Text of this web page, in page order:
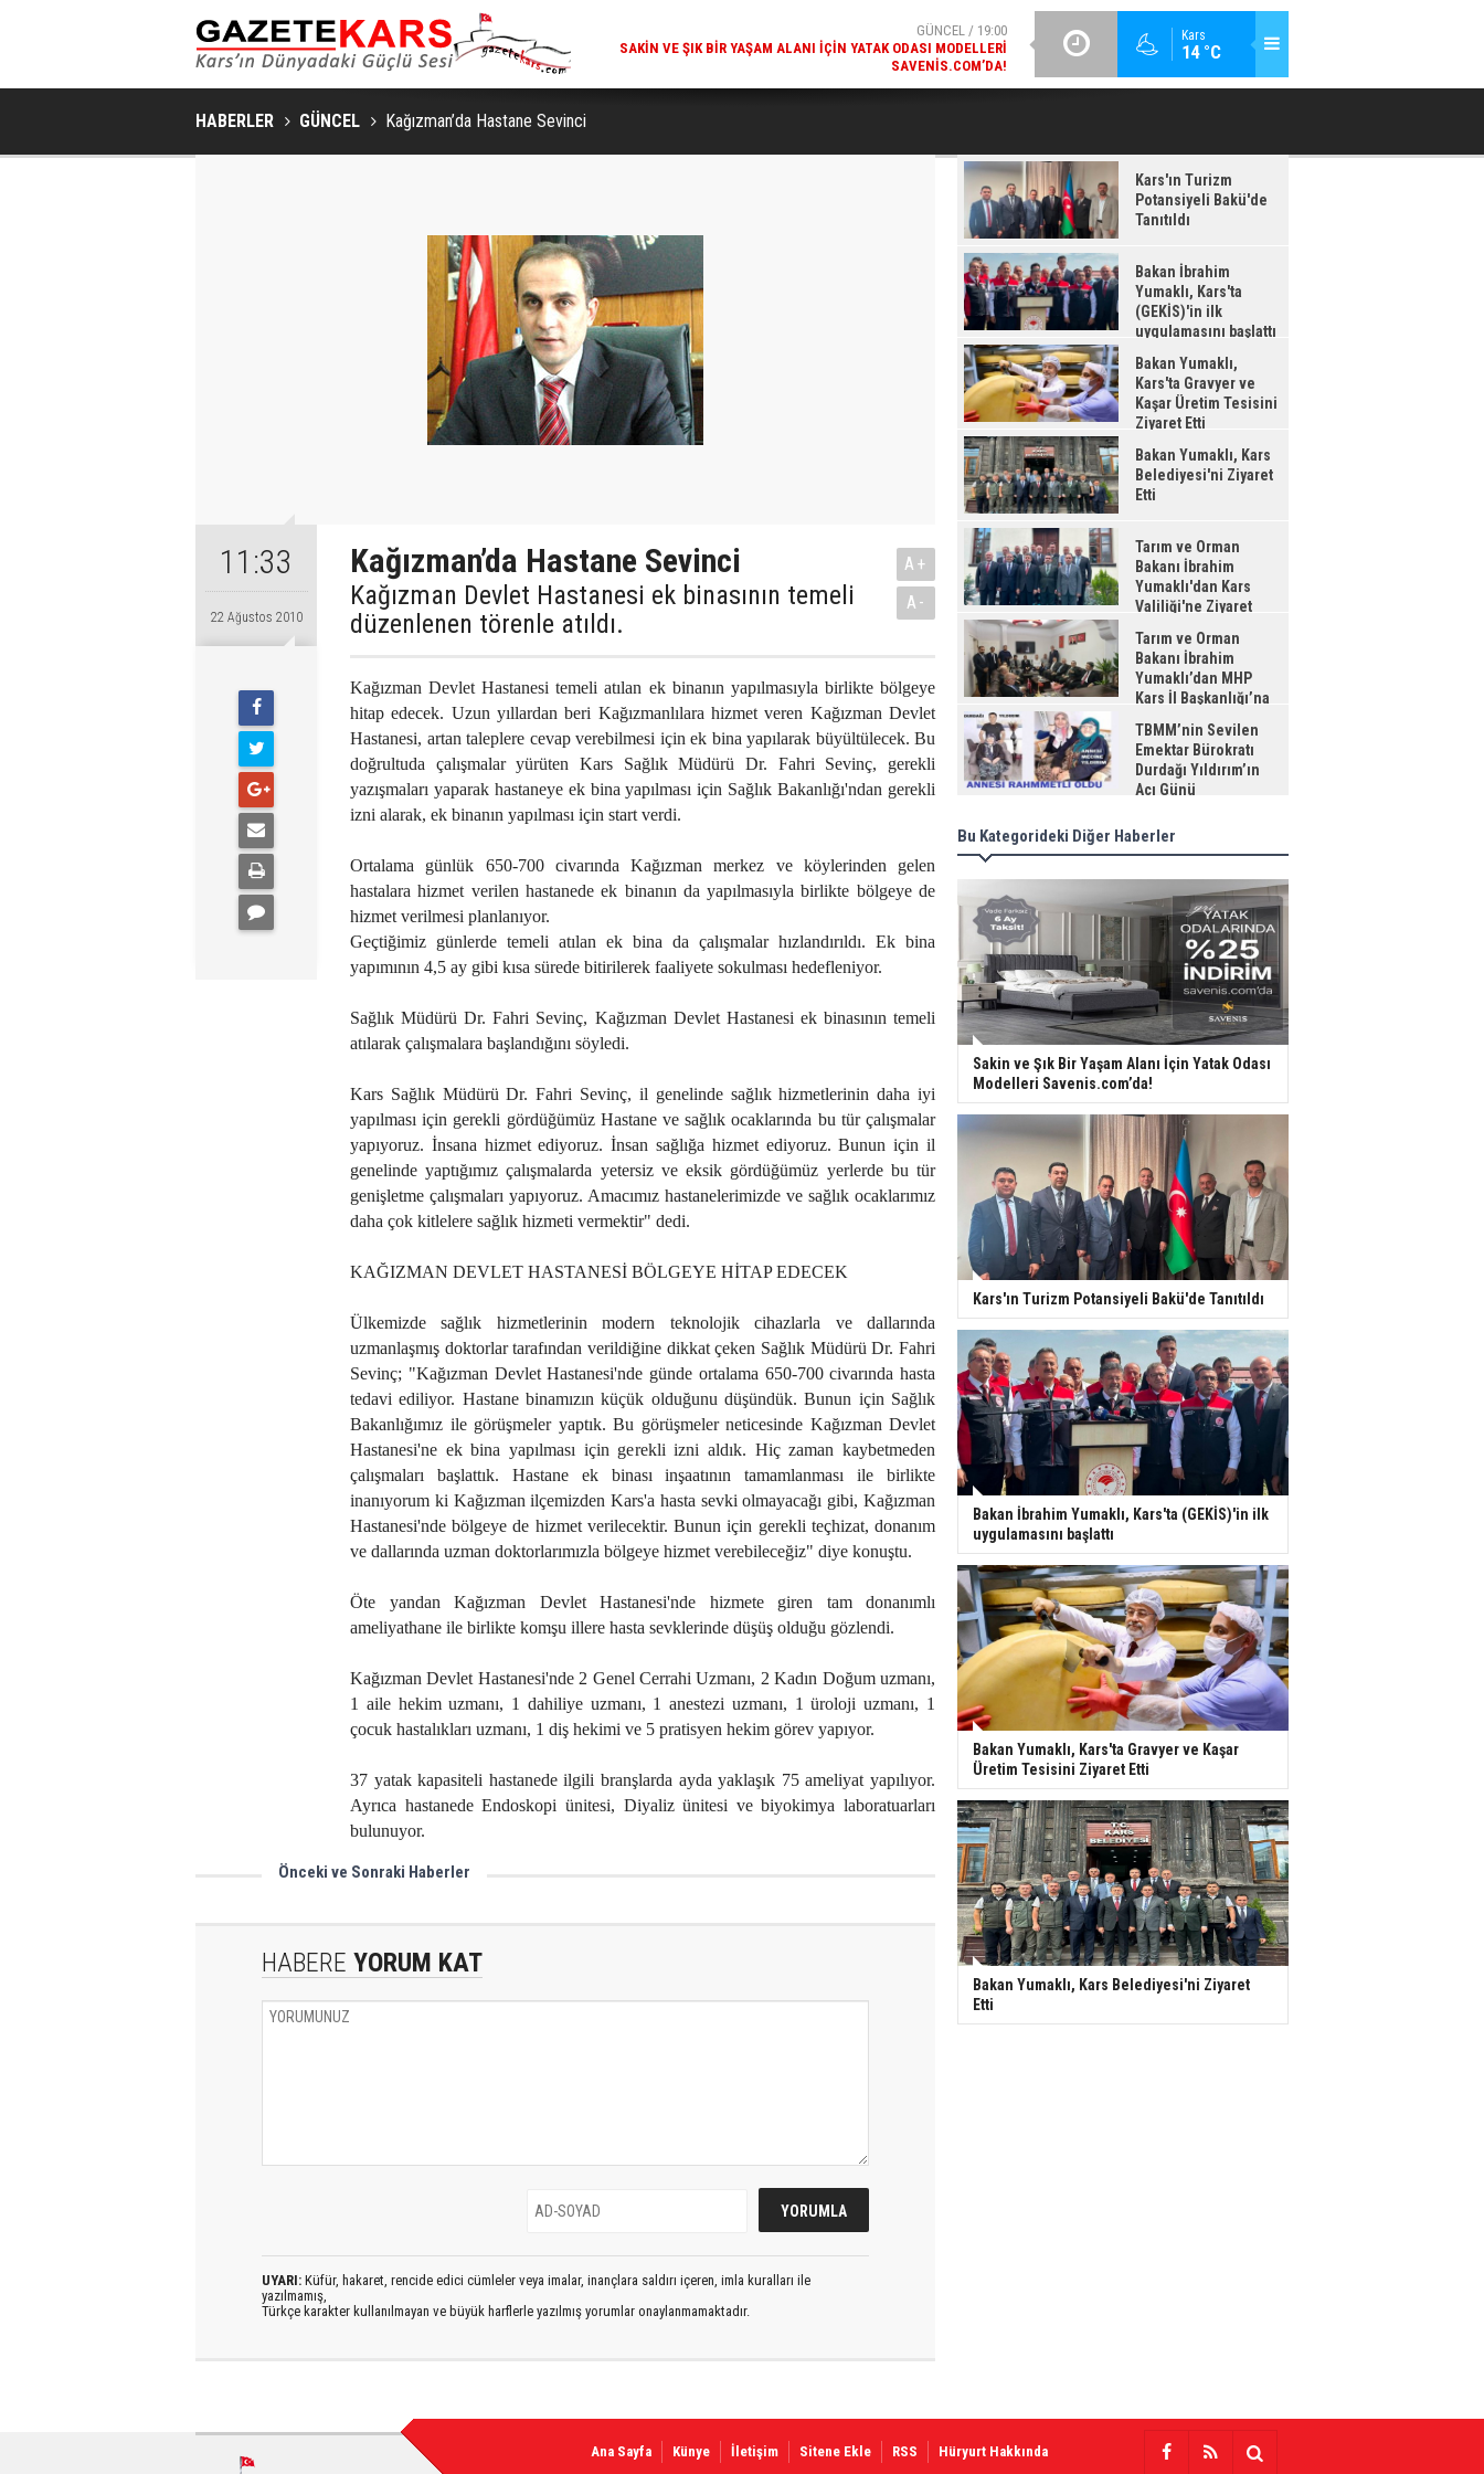
Kars
14 °C
GÜNCEL / 18:38
KARS'IN TURIZM POTANSIYELI BAKÜ'DE TANITILDI
BAKAN İBRAHIM YUMAKLI, KARS'TA (GEKİS)'IN ILK
HABERLER GÜNCEL Kağızman’da Hastane Sevinci
11:33
22 Ağustos 2010
Kağızman’da Hastane Sevinci
Kağızman Devlet Hastanesi ek binasının temeli
düzenlenen törenle atıldı.
A+
A-
Kağızman Devlet Hastanesi temeli atılan ek binanın yapılmasıyla birlikte bölgeye
hitap edecek. Uzun yıllardan beri Kağızmanlılara hizmet veren Kağızman Devlet
Hastanesi, artan taleplere cevap verebilmesi için ek bina yapılarak büyültülecek. Bu
doğrultuda çalışmalar yürüten Kars Sağlık Müdürü Dr. Fahri Sevinç, gerekli
yazışmaları yaparak hastaneye ek bina yapılması için Sağlık Bakanlığı'ndan gerekli
izni alarak, ek binanın yapılması için start verdi.
Ortalama günlük 650-700 civarında Kağızman merkez ve köylerinden gelen
hastalara hizmet verilen hastanede ek binanın da yapılmasıyla birlikte bölgeye de
hizmet verilmesi planlanıyor.
Geçtiğimiz günlerde temeli atılan ek bina da çalışmalar hızlandırıldı. Ek bina
yapımının 4,5 ay gibi kısa sürede bitirilerek faaliyete sokulması hedefleniyor.
Sağlık Müdürü Dr. Fahri Sevinç, Kağızman Devlet Hastanesi ek binasının temeli
atılarak çalışmalara başlandığını söyledi.
Kars Sağlık Müdürü Dr. Fahri Sevinç, il genelinde sağlık hizmetlerinin daha iyi
yapılması için gerekli gördüğümüz Hastane ve sağlık ocaklarında bu tür çalışmalar
yapıyoruz. İnsana hizmet ediyoruz. İnsan sağlığa hizmet ediyoruz. Bunun için il
genelinde yaptığımız çalışmalarda yetersiz ve eksik gördüğümüz yerlerde bu tür
genişletme çalışmaları yapıyoruz. Amacımız hastanelerimizde ve sağlık ocaklarımız
daha çok kitlelere sağlık hizmeti vermektir" dedi.
KAĞIZMAN DEVLET HASTANESİ BÖLGEYE HİTAP EDECEK
Ülkemizde sağlık hizmetlerinin modern teknolojik cihazlarla ve dallarında
uzmanlaşmış doktorlar tarafından verildiğine dikkat çeken Sağlık Müdürü Dr. Fahri
Sevinç; "Kağızman Devlet Hastanesi'nde günde ortalama 650-700 civarında hasta
tedavi ediliyor. Hastane binamızın küçük olduğunu düşündük. Bunun için Sağlık
Bakanlığımız ile görüşmeler yaptık. Bu görüşmeler neticesinde Kağızman Devlet
Hastanesi'ne ek bina yapılması için gerekli izni aldık. Hiç zaman kaybetmeden
çalışmaları başlattık. Hastane ek binası inşaatının tamamlanması ile birlikte
inanıyorum ki Kağızman ilçemizden Kars'a hasta sevki olmayacağı gibi, Kağızman
Hastanesi'nde bölgeye de hizmet verilecektir. Bunun için gerekli teçhizat, donanım
ve dallarında uzman doktorlarımızla bölgeye hizmet verebileceğiz" diye konuştu.
Öte yandan Kağızman Devlet Hastanesi'nde hizmete giren tam donanımlı
ameliyathane ile birlikte komşu illere hasta sevklerinde düşüş olduğu gözlendi.
Kağızman Devlet Hastanesi'nde 2 Genel Cerrahi Uzmanı, 2 Kadın Doğum uzmanı,
1 aile hekim uzmanı, 1 dahiliye uzmanı, 1 anestezi uzmanı, 1 üroloji uzmanı, 1
çocuk hastalıkları uzmanı, 1 diş hekimi ve 5 pratisyen hekim görev yapıyor.
37 yatak kapasiteli hastanede ilgili branşlarda ayda yaklaşık 75 ameliyat yapılıyor.
Ayrıca hastanede Endoskopi ünitesi, Diyaliz ünitesi ve biyokimya laboratuarları
bulunuyor.
Önceki ve Sonraki Haberler
Diksiyon kursuna yoğun ilgi
HABERE YORUM KAT
UYARI: Küfür, hakaret, rencide edici cümleler veya imalar, inançlara saldırı içeren, imla kuralları ile
yazılmamış,
Türkçe karakter kullanılmayan ve büyük harflerle yazılmış yorumlar onaylanmamaktadır.
Kars'ın Turizm
Potansiyeli Bakü'de
Tanıtıldı
Bakan İbrahim
Yumaklı, Kars'ta
(GEKİS)'in ilk
uygulamasını başlattı
Bakan Yumaklı,
Kars'ta Gravyer ve
Kaşar Üretim Tesisini
Ziyaret Etti
Bakan Yumaklı, Kars
Belediyesi'ni Ziyaret
Etti
Tarım ve Orman
Bakanı İbrahim
Yumaklı'dan Kars
Valiliği'ne Ziyaret
Tarım ve Orman
Bakanı İbrahim
Yumaklı’dan MHP
Kars İl Başkanlığı’na
Ziyaret
TBMM’nin Sevilen
Emektar Bürokratı
Durdağı Yıldırım’ın
Acı Günü
Bu Kategorideki Diğer Haberler
Sakin ve Şık Bir Yaşam Alanı İçin Yatak Odası
Modelleri Savenis.com’da!
Kars'ın Turizm Potansiyeli Bakü'de Tanıtıldı
Bakan İbrahim Yumaklı, Kars'ta (GEKİS)'in ilk
uygulamasını başlattı
Bakan Yumaklı, Kars'ta Gravyer ve Kaşar
Üretim Tesisini Ziyaret Etti
Bakan Yumaklı, Kars Belediyesi'ni Ziyaret
Etti
Ana Sayfa Künye İletişim Sitene Ekle RSS Hüryurt Hakkında